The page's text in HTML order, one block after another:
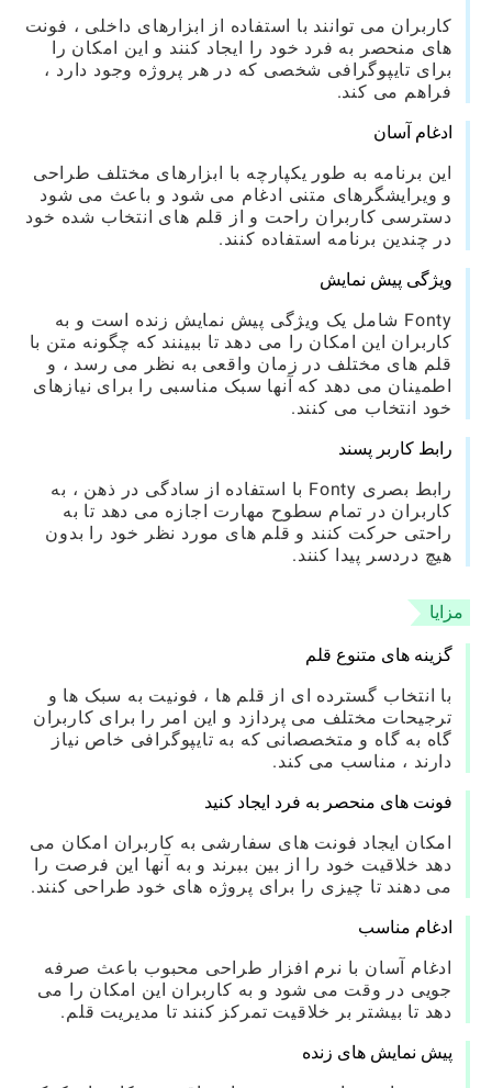
کاربران می توانند با استفاده از ابزارهای داخلی ، فونت
های منحصر به فرد خود را ایجاد کنند و این امکان را
برای تایپوگرافی شخصی که در هر پروژه وجود دارد ،
فراهم می کند.
ادغام آسان
این برنامه به طور یکپارچه با ابزارهای مختلف طراحی
و ویرایشگرهای متنی ادغام می شود و باعث می شود
دسترسی کاربران راحت و از قلم های انتخاب شده خود
در چندین برنامه استفاده کنند.
ویژگی پیش نمایش
Fonty شامل یک ویژگی پیش نمایش زنده است و به
کاربران این امکان را می دهد تا ببینند که چگونه متن با
قلم های مختلف در زمان واقعی به نظر می رسد ، و
اطمینان می دهد که آنها سبک مناسبی را برای نیازهای
خود انتخاب می کنند.
رابط کاربر پسند
رابط بصری Fonty با استفاده از سادگی در ذهن ، به
کاربران در تمام سطوح مهارت اجازه می دهد تا به
راحتی حرکت کنند و قلم های مورد نظر خود را بدون
هیچ دردسر پیدا کنند.
مزایا
گزینه های متنوع قلم
با انتخاب گسترده ای از قلم ها ، فونیت به سبک ها و
ترجیحات مختلف می پردازد و این امر را برای کاربران
گاه به گاه و متخصصانی که به تایپوگرافی خاص نیاز
دارند ، مناسب می کند.
فونت های منحصر به فرد ایجاد کنید
امکان ایجاد فونت های سفارشی به کاربران امکان می
دهد خلاقیت خود را از بین ببرند و به آنها این فرصت را
می دهند تا چیزی را برای پروژه های خود طراحی کنند.
ادغام مناسب
ادغام آسان با نرم افزار طراحی محبوب باعث صرفه
جویی در وقت می شود و به کاربران این امکان را می
دهد تا بیشتر بر خلاقیت تمرکز کنند تا مدیریت قلم.
پیش نمایش های زنده